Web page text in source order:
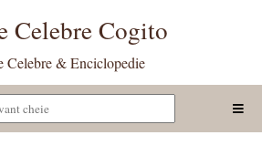
Celebre Cogito
Celebre & Enciclopedie